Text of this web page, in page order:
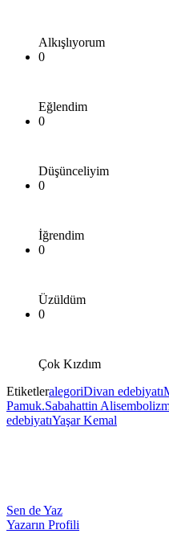
Alkışlıyorum
0
Eğlendim
0
Düşünceliyim
0
İğrendim
0
Üzüldüm
0
Çok Kızdım
EtiketleralegoriDivan edebiyatı
Pamuk.Sabahattin Ali
edebiyatıYaşar Kemal
Sen de Yaz
Yazarın Profili